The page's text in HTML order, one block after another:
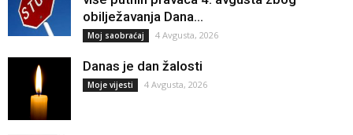
obilježavanja Dana...
Moj saobraćaj 4 Avgusta, 2026
Danas je dan žalosti
Moje vijesti 4 Avgusta, 2026